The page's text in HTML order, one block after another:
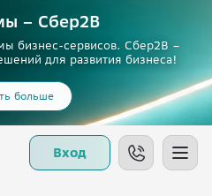
– Сбер2B
бизнес-сервисов. Сбер2В –
для развития бизнеса!
больше
Вход